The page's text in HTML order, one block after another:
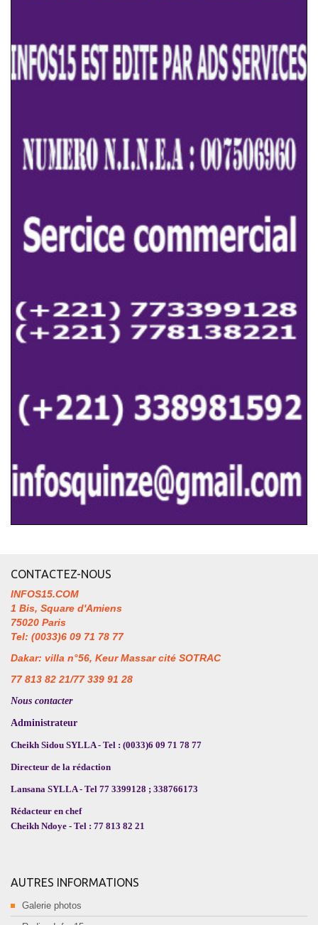
CONTACTEZ-NOUS
INFOS15.COM
1 Bis, Square d'Amiens
75020 Paris
Tel: (0033)6 09 71 78 77
Dakar: villa n°56, Keur Massar cité SOTRAC
77 813 82 21/77 339 91 28
Nous contacter
Administrateur
Cheikh Sidou SYLLA - Tel : (0033)6 09 71 78 77
Directeur de la rédaction
Lansana SYLLA - Tel 77 3399128 ; 338766173
Rédacteur en chef
Cheikh Ndoye - Tel : 77 813 82 21
AUTRES INFORMATIONS
Galerie photos